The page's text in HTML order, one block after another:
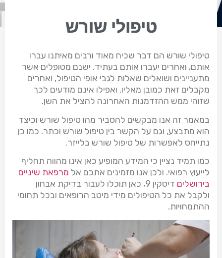
טיפולי שורש
טיפולי שורש הם דבר שכיח מאוד ורבים מאיתנו עברו
אותם, ואחרים יעברו אותם בעתיד. ישנם מטופלים אשר
מתעניינים ושואלים שאלות לגבי אופי הטיפול, ואחרים
מקבלים זאת כמובן מאליו. ואפילו אינם מודעים לכך
שזוהי ממש ההזדמנות האחרונה להציל את השן.
במאמר זה אנו מבקשים להסביר מהו טיפול שורש וכיצד
הוא מתבצע, וגם על הקשר בין טיפול שורש וכתר. כמו כן
נתייחס לאפשרות של טיפול שורש בלייזר.
כמו תמיד נציין כי המידע המופיע כאן אינו מהווה תחליף
לייעוץ רפואי. ולכן אנו מזמינים אתכם אל מרפאת שיניים
בירושלים
דיסקין 9, כאן תוכלו לעבור בדיקת אבחון
ולקבל את כל הטיפולים מידי מיטב הרופאים ובכל תחומי
ההתמחויות.